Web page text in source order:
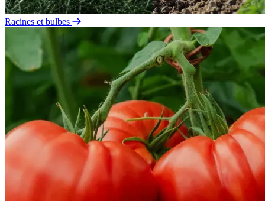
Racines et bulbes